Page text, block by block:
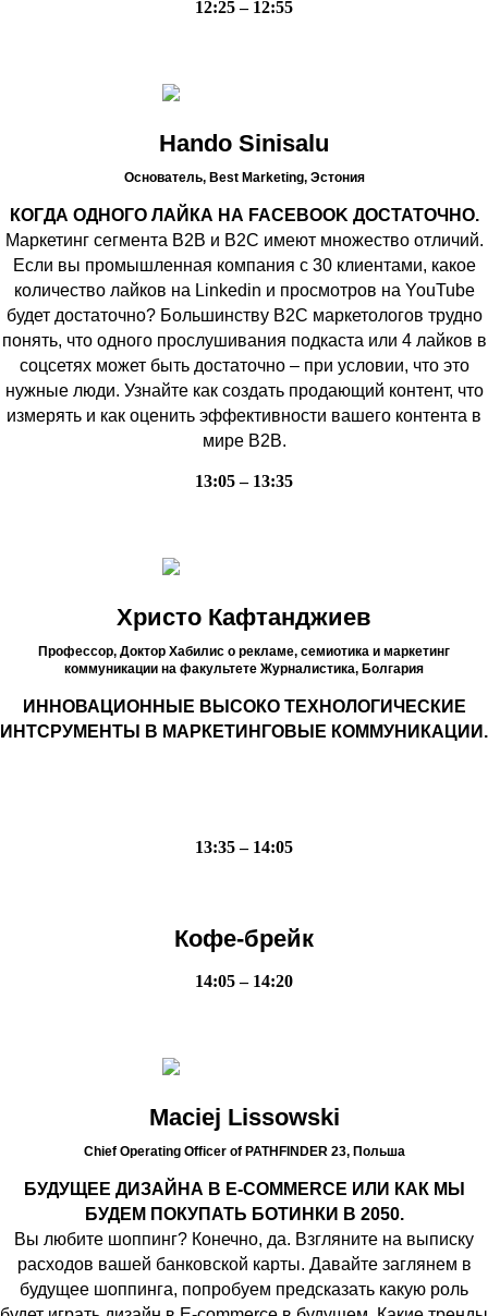
12:25 – 12:55
Hando Sinisalu
Основатель, Best Marketing,Эстония
КОГДА ОДНОГО ЛАЙКА НА FACEBOOK ДОСТАТОЧНО.
Маркетинг сегмента B2B и B2C имеют множество отличий.
Если вы промышленная компания с 30 клиентами, какое
количество лайков на Linkedin и просмотров на YouTube
будет достаточно? Большинству B2C маркетологов трудно
понять, что одного прослушивания подкаста или 4 лайков в
соцсетях может быть достаточно – при условии, что это
нужные люди. Узнайте как создать продающий контент, что
измерять и как оценить эффективности вашего контента в
мире B2B.
13:05 – 13:35
Христо Кафтанджиев
Профессор, Доктор Хабилис о рекламе, семиотика и маркетинг
коммуникации на факультете Журналистика, Болгария
ИННОВАЦИОННЫЕ ВЫСОКО ТЕХНОЛОГИЧЕСКИЕ
ИНТСРУМЕНТЫ В МАРКЕТИНГОВЫЕ КОММУНИКАЦИИ.
13:35 – 14:05
Кофе-брейк
14:05 – 14:20
Maciej Lissowski
Chief Operating Officer of PATHFINDER 23,Польша
БУДУЩЕЕ ДИЗАЙНА В E-COMMERCE ИЛИ КАК МЫ
БУДЕМ ПОКУПАТЬ БОТИНКИ В 2050.
Вы любите шоппинг? Конечно, да. Взгляните на выписку
расходов вашей банковской карты. Давайте заглянем в
будущее шоппинга, попробуем предсказать какую роль